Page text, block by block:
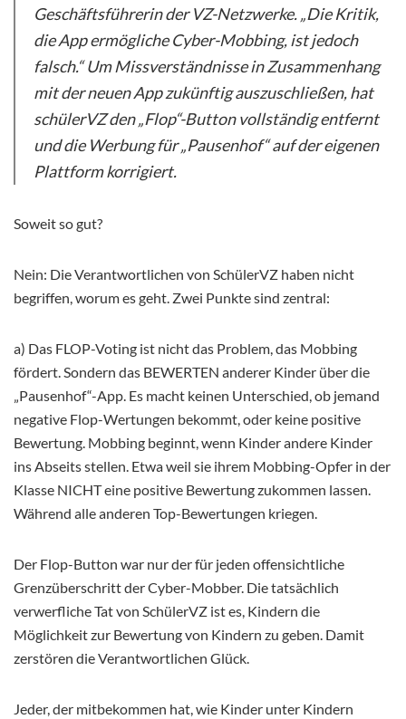
Geschäftsführerin der VZ-Netzwerke. „Die Kritik,
die App ermögliche Cyber-Mobbing, ist jedoch
falsch.“ Um Missverständnisse in Zusammenhang
mit der neuen App zukünftig auszuschließen, hat
schülerVZ den „Flop“-Button vollständig entfernt
und die Werbung für „Pausenhof“ auf der eigenen
Plattform korrigiert.
Soweit so gut?
Nein: Die Verantwortlichen von SchülerVZ haben nicht
begriffen, worum es geht. Zwei Punkte sind zentral:
a) Das FLOP-Voting ist nicht das Problem, das Mobbing
fördert. Sondern das BEWERTEN anderer Kinder über die
„Pausenhof“-App. Es macht keinen Unterschied, ob jemand
negative Flop-Wertungen bekommt, oder keine positive
Bewertung. Mobbing beginnt, wenn Kinder andere Kinder
ins Abseits stellen. Etwa weil sie ihrem Mobbing-Opfer in der
Klasse NICHT eine positive Bewertung zukommen lassen.
Während alle anderen Top-Bewertungen kriegen.
Der Flop-Button war nur der für jeden offensichtliche
Grenzüberschritt der Cyber-Mobber. Die tatsächlich
verwerfliche Tat von SchülerVZ ist es, Kindern die
Möglichkeit zur Bewertung von Kindern zu geben. Damit
zerstören die Verantwortlichen Glück.
Jeder, der mitbekommen hat, wie Kinder unter Kindern